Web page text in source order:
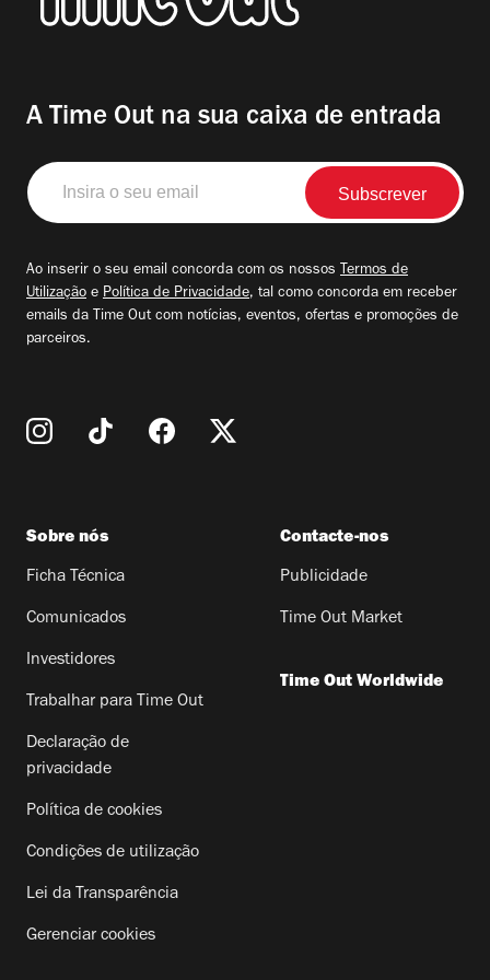
A Time Out na sua caixa de entrada
Insira
o
seu
Ao inserir o seu email concorda com os nossos Termos de
Utilização e Política de Privacidade, tal como concorda em receber
emails da Time Out com notícias, eventos, ofertas e promoções de
parceiros.
Sobre nós
Ficha Técnica
Comunicados
Investidores
Trabalhar para Time Out
Declaração de
privacidade
Política de cookies
Condições de utilização
Lei da Transparência
Gerenciar cookies
Contacte-nos
Publicidade
Time Out Market
Time Out Worldwide